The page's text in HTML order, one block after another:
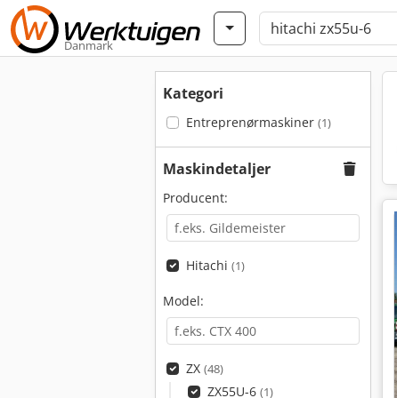
Danmark
Kategori
Entreprenørmaskiner (1)
Maskindetaljer
Producent:
Hitachi (1)
Model:
ZX (48)
ZX55U-6 (1)